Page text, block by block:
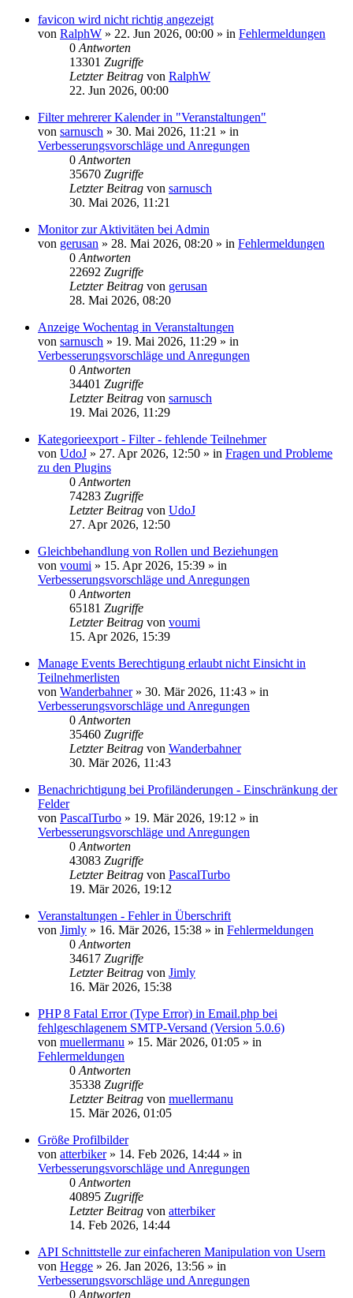
favicon wird nicht richtig angezeigt
von RalphW » 22. Jun 2026, 00:00 » in Fehlermeldungen
0 Antworten
13301 Zugriffe
Letzter Beitrag von RalphW
22. Jun 2026, 00:00
Filter mehrerer Kalender in "Veranstaltungen"
von sarnusch » 30. Mai 2026, 11:21 » in
Verbesserungsvorschläge und Anregungen
0 Antworten
35670 Zugriffe
Letzter Beitrag von sarnusch
30. Mai 2026, 11:21
Monitor zur Aktivitäten bei Admin
von gerusan » 28. Mai 2026, 08:20 » in Fehlermeldungen
0 Antworten
22692 Zugriffe
Letzter Beitrag von gerusan
28. Mai 2026, 08:20
Anzeige Wochentag in Veranstaltungen
von sarnusch » 19. Mai 2026, 11:29 » in
Verbesserungsvorschläge und Anregungen
0 Antworten
34401 Zugriffe
Letzter Beitrag von sarnusch
19. Mai 2026, 11:29
Kategorieexport - Filter - fehlende Teilnehmer
von UdoJ » 27. Apr 2026, 12:50 » in Fragen und Probleme
zu den Plugins
0 Antworten
74283 Zugriffe
Letzter Beitrag von UdoJ
27. Apr 2026, 12:50
Gleichbehandlung von Rollen und Beziehungen
von voumi » 15. Apr 2026, 15:39 » in
Verbesserungsvorschläge und Anregungen
0 Antworten
65181 Zugriffe
Letzter Beitrag von voumi
15. Apr 2026, 15:39
Manage Events Berechtigung erlaubt nicht Einsicht in
Teilnehmerlisten
von Wanderbahner» 30. Mär 2026, 11:43 » in
Verbesserungsvorschläge und Anregungen
0 Antworten
35460 Zugriffe
Letzter Beitrag von Wanderbahner
30. Mär 2026, 11:43
Benachrichtigung bei Profiländerungen - Einschränkung der
Felder
von PascalTurbo » 19. Mär 2026, 19:12 » in
Verbesserungsvorschläge und Anregungen
0 Antworten
43083 Zugriffe
Letzter Beitrag von PascalTurbo
19. Mär 2026, 19:12
Veranstaltungen - Fehler in Überschrift
von Jimly » 16. Mär 2026, 15:38 » in Fehlermeldungen
0 Antworten
34617 Zugriffe
Letzter Beitrag von Jimly
16. Mär 2026, 15:38
PHP 8 Fatal Error (Type Error) in Email.php bei
fehlgeschlagenem SMTP-Versand (Version 5.0.6)
von muellermanu » 15. Mär 2026, 01:05 » in
Fehlermeldungen
0 Antworten
35338 Zugriffe
Letzter Beitrag von muellermanu
15. Mär 2026, 01:05
Größe Profilbilder
von atterbiker» 14. Feb 2026, 14:44 » in
Verbesserungsvorschläge und Anregungen
0 Antworten
40895 Zugriffe
Letzter Beitrag von atterbiker
14. Feb 2026, 14:44
API Schnittstelle zur einfacheren Manipulation von Usern
von Hegge » 26. Jan 2026, 13:56 » in
Verbesserungsvorschläge und Anregungen
0 Antworten